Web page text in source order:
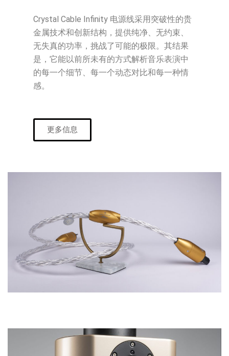
Crystal Cable Infinity 电源线采用突破性的贵
金属技术和创新结构，提供纯净、无约束、
无失真的功率，挑战了可能的极限。其结果
是，它能以前所未有的方式解析音乐表演中
的每一个细节、每一个动态对比和每一种情
感。
更多信息